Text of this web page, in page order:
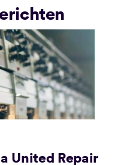
United Repair